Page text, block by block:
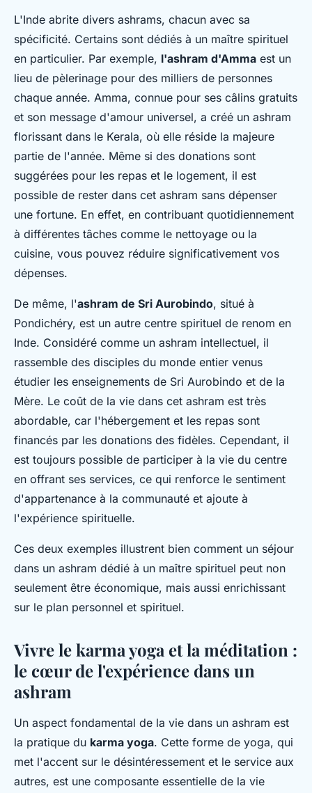
L'Inde abrite divers ashrams, chacun avec sa
spécificité. Certains sont dédiés à un maître spirituel
en particulier. Par exemple, l'ashram d'Amma est un
lieu de pèlerinage pour des milliers de personnes
chaque année. Amma, connue pour ses câlins gratuits
et son message d'amour universel, a créé un ashram
florissant dans le Kerala, où elle réside la majeure
partie de l'année. Même si des donations sont
suggérées pour les repas et le logement, il est
possible de rester dans cet ashram sans dépenser
une fortune. En effet, en contribuant quotidiennement
à différentes tâches comme le nettoyage ou la
cuisine, vous pouvez réduire significativement vos
dépenses.
De même, l'ashram de Sri Aurobindo, situé à
Pondichéry, est un autre centre spirituel de renom en
Inde. Considéré comme un ashram intellectuel, il
rassemble des disciples du monde entier venus
étudier les enseignements de Sri Aurobindo et de la
Mère. Le coût de la vie dans cet ashram est très
abordable, car l'hébergement et les repas sont
financés par les donations des fidèles. Cependant, il
est toujours possible de participer à la vie du centre
en offrant ses services, ce qui renforce le sentiment
d'appartenance à la communauté et ajoute à
l'expérience spirituelle.
Ces deux exemples illustrent bien comment un séjour
dans un ashram dédié à un maître spirituel peut non
seulement être économique, mais aussi enrichissant
sur le plan personnel et spirituel.
Vivre le karma yoga et la méditation :
le cœur de l'expérience dans un
ashram
Un aspect fondamental de la vie dans un ashram est
la pratique du karma yoga. Cette forme de yoga, qui
met l'accent sur le désintéressement et le service aux
autres, est une composante essentielle de la vie